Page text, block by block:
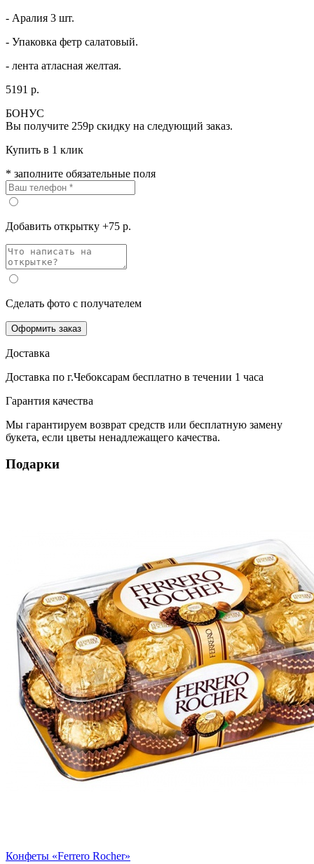
- Аралия 3 шт.
- Упаковка фетр салатовый.
- лента атласная желтая.
5191 р.
БОНУС
Вы получите 259р скидку на следующий заказ.
Купить в 1 клик
* заполните обязательные поля
Добавить открытку +75 р.
Сделать фото с получателем
Оформить заказ
Доставка
Доставка по г.Чебоксарам бесплатно в течении 1 часа
Гарантия качества
Мы гарантируем возврат средств или бесплатную замену
букета, если цветы ненадлежащего качества.
Подарки
Конфеты «Ferrero Rocher»